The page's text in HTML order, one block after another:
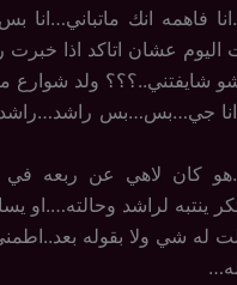
فاهمه انك
اليوم عشان اتاكد اذا
شايفتني..؟؟؟ ولد شوارع
جي…بس…بس راشد…راشد
كان لاهي عن ربعه في
ينتبه لراشد وحالته….او
له شي ولا بقوله